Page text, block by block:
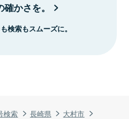
検索 長崎県
大村市
かさを。
検索もスムーズに。